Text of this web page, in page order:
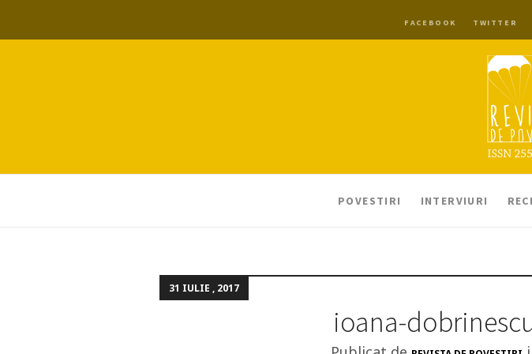
FACEBOOK TWITTER
POVESTIRI INTERVIURI
31 IULIE , 2017
ioana-